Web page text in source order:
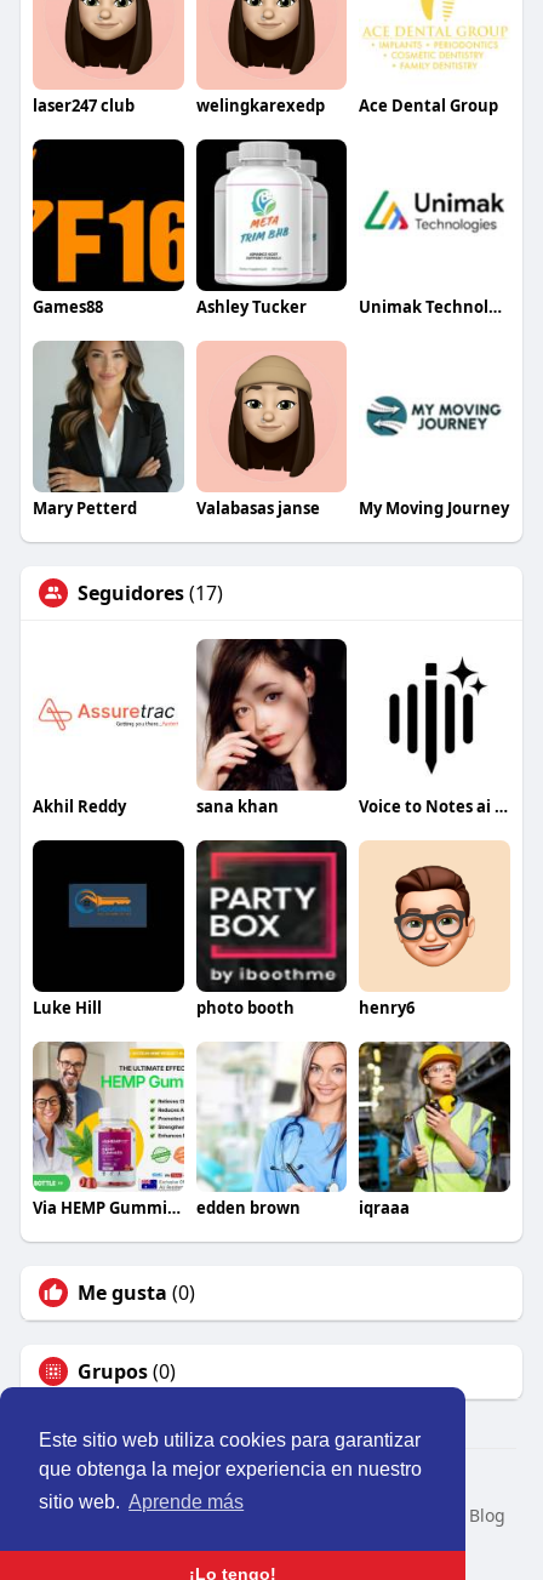
Este sitio web utiliza cookies para garantizar
que obtenga la mejor experiencia en nuestro
sitio web. Aprende más
¡Lo tengo!
laser247 club welingkarexedp Ace Dental Group
Games88 Ashley Tucker Unimak Technologies
Mary Petterd Valabasas janse My Moving Journey
Seguidores(17)
Akhil Reddy sana khan Voice to Notes ai app
Luke Hill photo booth henry6
Via HEMP Gummies Australia edden brown iqraaa
Me gusta (0)
Grupos(0)
© 2026 Perú Activo
Inicio
Nosotros Contacto
Blog
Idioma